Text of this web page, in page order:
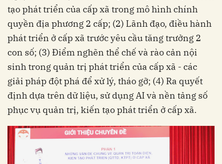
tạo phát triển của cấp xã trong mô hình chính
quyền địa phương 2 cấp; (2) Lãnh đạo, điều hành
phát triển ở cấp xã trước yêu cầu tăng trưởng 2
con số; (3) Điểm nghẽn thể chế và rào cản nội
sinh trong quản trị phát triển của cấp xã - các
giải pháp đột phá để xử lý, tháo gỡ; (4) Ra quyết
định dựa trên dữ liệu, sử dụng AI và nền tảng số
phục vụ quản trị, kiến tạo phát triển ở cấp xã.